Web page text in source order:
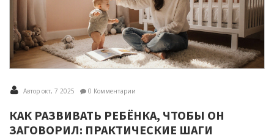
Автор окт, 7 2025 0 Комментарии
КАК РАЗВИВАТЬ РЕБЁНКА, ЧТОБЫ ОН
ЗАГОВОРИЛ: ПРАКТИЧЕСКИЕ ШАГИ